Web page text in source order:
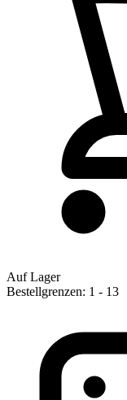
Auf Lager
Bestellgrenzen: 1 - 13